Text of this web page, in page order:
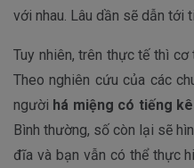
với nhau. Lâu dần sẽ dẫn tới
Tuy nhiên, trên thực tế thì
Theo nghiên cứu của các
người há miệng có tiếng
Bình thường, số còn lại sẽ
đĩa và bạn vẫn có thể thực